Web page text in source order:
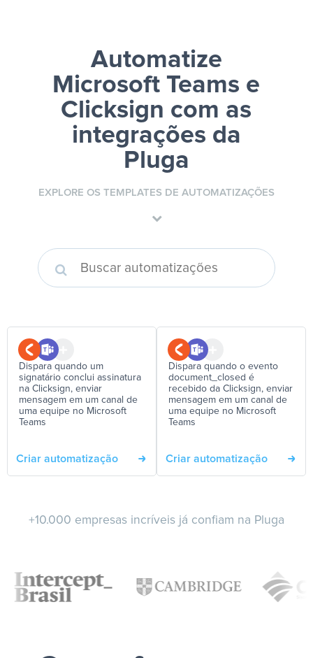
Automatize
Microsoft Teams e
Clicksign com as
integrações da
Pluga
EXPLORE OS TEMPLATES DE AUTOMATIZAÇÕES
Dispara quando um
signatário conclui assinatura
na Clicksign, enviar
mensagem em um canal de
uma equipe no Microsoft
Teams
Criar automatização
Dispara quando o evento
document_closed é
recebido da Clicksign, enviar
mensagem em um canal de
uma equipe no Microsoft
Teams
Criar automatização
+10.000 empresas incríveis já confiam na Pluga